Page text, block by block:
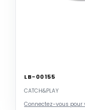
LB-00155
CATCH&PLAY
Connectez-vous pour